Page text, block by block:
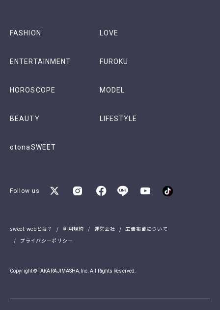
FASHION LOVE
ENTERTAINMENT FUROKU
HOROSCOPE MODEL
BEAUTY LIFESTYLE
otonaSWEET
Follow us
sweet webとは？ 利用規約 運営会社
広告掲載について
プライバシーポリシー
Copyright © TAKARAJIMASHA,Inc. All Rights Reserved.